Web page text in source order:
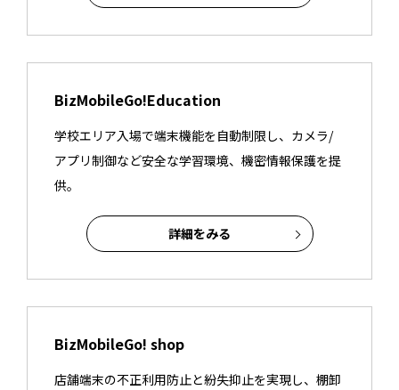
BizMobileGo!Education
学校エリア入場で端末機能を自動制限し、カメラ/
アプリ制御など安全な学習環境、機密情報保護を提
供。
詳細をみる
BizMobileGo! shop
店舗端末の不正利用防止と紛失抑止を実現し、棚卸